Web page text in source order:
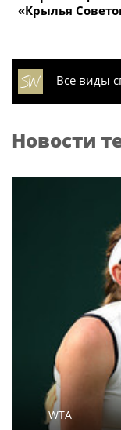
«Крылья
Все виды
Новости
WTA